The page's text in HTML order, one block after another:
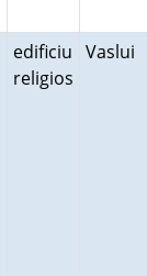
edificiu
religios
Vaslui